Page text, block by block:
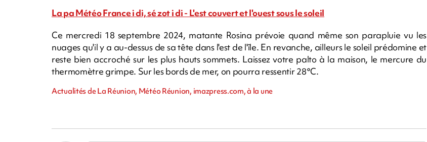
La pa Météo France i di, sé zot i di - L'est couvert et l'ouest sous le soleil
Ce mercredi 18 septembre 2024, matante Rosina prévoie quand même son parapluie vu les
nuages qu'il y a au-dessus de sa tête dans l'est de l'île. En revanche, ailleurs le soleil prédomine et
reste bien accroché sur les plus hauts sommets. Laissez votre palto à la maison, le mercure du
thermomètre grimpe. Sur les bords de mer, on pourra ressentir 28°C.
Actualités de La Réunion, Météo Réunion, imazpress.com, à la une